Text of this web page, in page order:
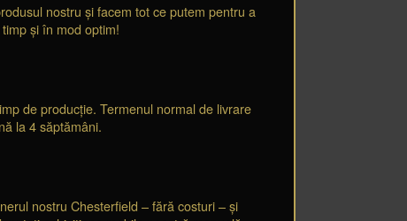
nostru și facem tot ce putem pentru a
și în mod optim!
de producție. Termenul normal de livrare
la 4 săptămâni.
nostru Chesterfield – fără costuri – și